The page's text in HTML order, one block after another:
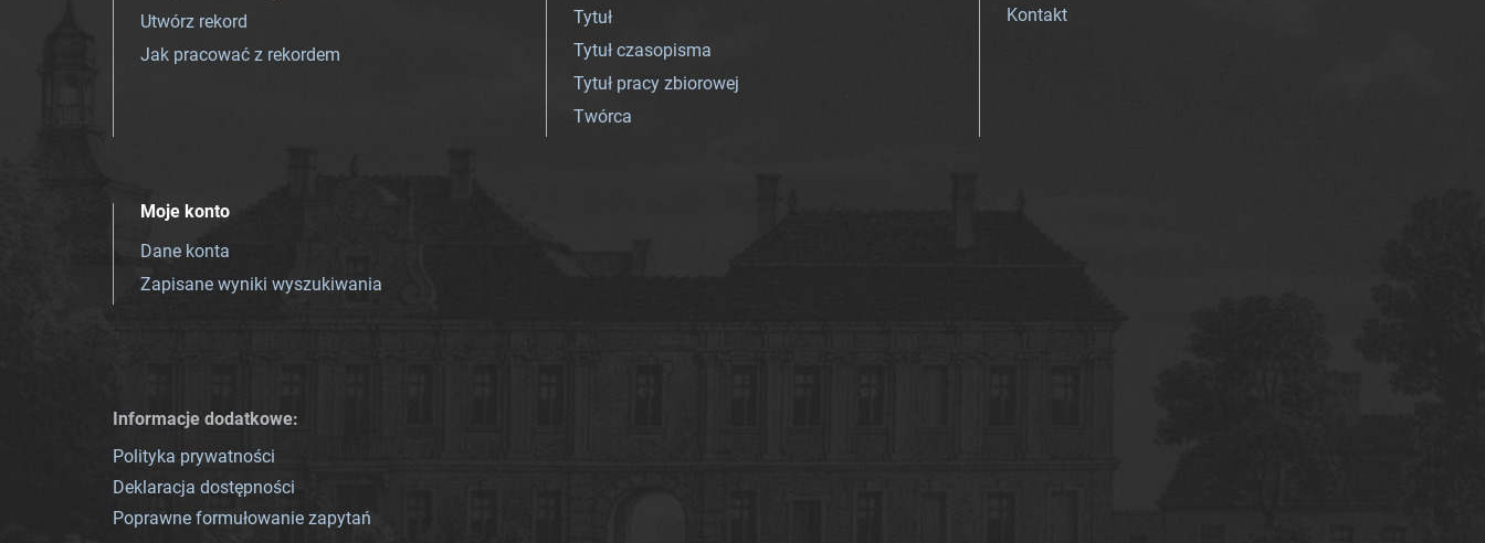
Utwórz rekord
Jak pracować z rekordem
Tytuł
Tytuł czasopisma
Tytuł pracy zbiorowej
Twórca
Kontakt
Moje konto
Dane konta
Zapisane wyniki wyszukiwania
Informacje dodatkowe:
Polityka prywatności
Deklaracja dostępności
Poprawne formułowanie zapytań